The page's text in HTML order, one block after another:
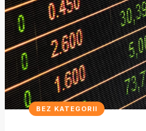
BEZ KATEGORII